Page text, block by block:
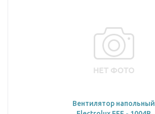
Вентилятор напольный